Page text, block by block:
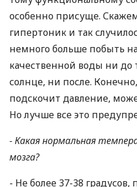
особенно присуще.
гипертоник и так
немного больше побыть
качественной воды ни до
солнце, ни после.
подскочит давление,
Но лучше все это
- Какая нормальная
мозга?
- Не более 37-38